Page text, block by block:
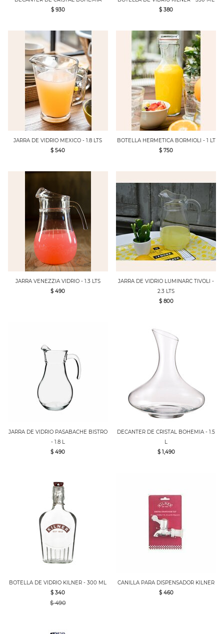
$ 930
$ 380
JARRA DE VIDRIO MEXICO - 1.8 LTS
$ 540
BOTELLA HERMETICA BORMIOLI - 1 LT
$ 750
JARRA VENEZZIA VIDRIO - 1.3 LTS
$ 490
JARRA DE VIDRIO LUMINARC TIVOLI -
2.3 LTS
$ 800
JARRA DE VIDRIO PASABACHE BISTRO
- 1.8 L
$ 490
DECANTER DE CRISTAL BOHEMIA - 1.5
L
$ 1,490
BOTELLA DE VIDRIO KILNER - 300 ML
$ 340
$ 490
CANILLA PARA DISPENSADOR KILNER
$ 460